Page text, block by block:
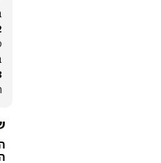
2.
3.